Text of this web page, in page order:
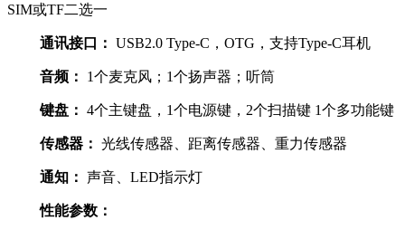
SIM或TF二选一
通讯接口： USB2.0 Type-C，OTG，支持Type-C耳机
音频： 1个麦克风；1个扬声器；听筒
键盘： 4个主键盘，1个电源键，2个扫描键 1个多功能键
传感器： 光线传感器、距离传感器、重力传感器
通知： 声音、LED指示灯
性能参数：